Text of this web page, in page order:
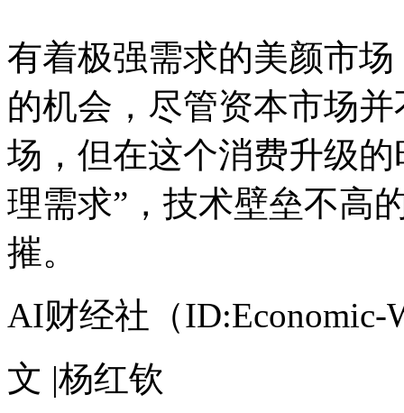
着
极
需
求
的
美
市
场，
给
了
OV
国
产
机
得
有着极强需求的美颜市
的机会，尽管资本市场
场，但在这个消费升级
理需求”，技术壁垒不高
摧。
AI财经社（ID:Economic-
文 |杨红钦